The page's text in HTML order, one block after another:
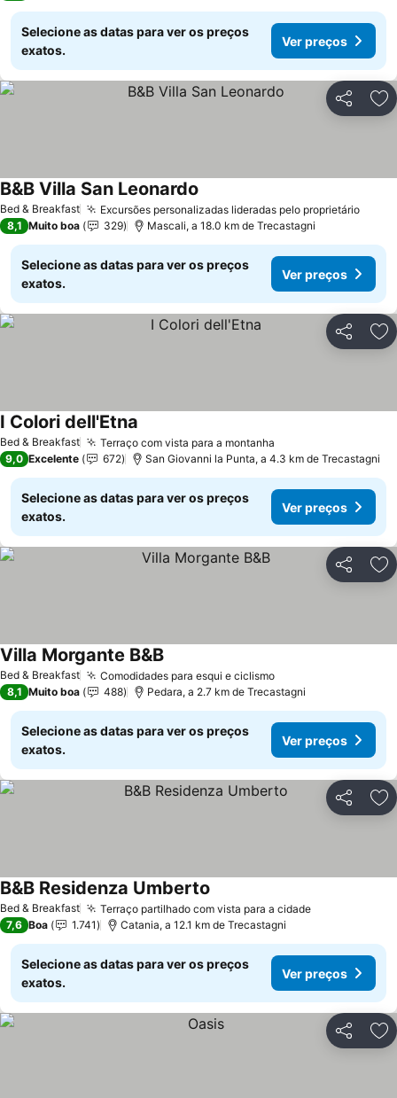
Selecione as datas para ver os preços
exatos.
Ver preços
Partilhar
Bed & Breakfast Excursões personalizadas lideradas pelo proprietárioVer
B&B Villa San Leonardo
8,1 Muito boa 329 Mascali, a 18.0 km de Trecastagni
Selecione as datas para ver os preços
exatos.
Ver preços
Partilhar
Bed & Breakfast Terraço com vista para a montanha
I Colori dell'Etna
9,0 Excelente 672 San Giovanni la Punta, a 4.3 km de Trecastagni
Selecione as datas para ver os preços
exatos.
Ver preços
Partilhar
Bed & Breakfast Comodidades para esqui e ciclismoVer preços
Villa Morgante B&BVer preços
8,1 Muito boa 488 Pedara, a 2.7 km de Trecastagni
Selecione as datas para ver os preços
exatos.
Ver preços
Partilhar
Bed & Breakfast Terraço partilhado com vista para a cidadeVer preços
B&B Residenza Umberto
7,6 Boa 1.741 Catania, a 12.1 km de Trecastagni
Selecione as datas para ver os preços
exatos.
Ver preços
Partilhar